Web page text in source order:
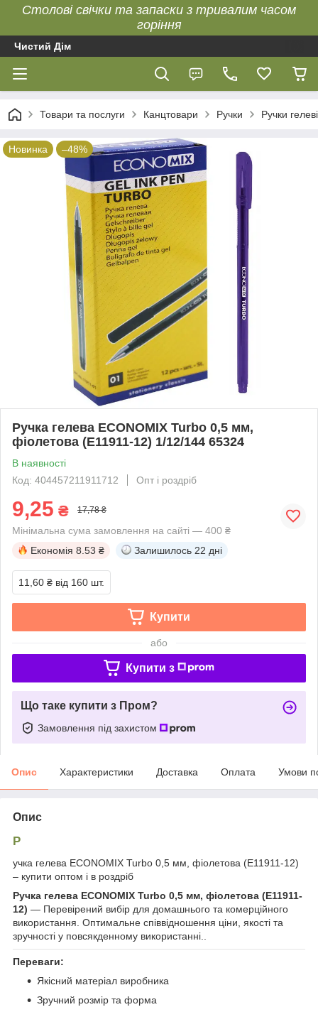
Столові свічки та запаски з тривалим часом
горіння
Чистий Дім
Товари та послуги Канцтовари Ручки Ручки
Новинка –48%
Ручка гелева ECONOMIX Turbo 0,5 мм,
фіолетова (E11911-12) 1/12/144 65324
В наявності
Код: 404457211911712
Опт і роздріб
9,25 ₴ 17,78 ₴
Мінімальна сума замовлення на сайті — 400 ₴
Економія 8.53 ₴ Залишилось 22 дні
11,60 ₴ від 160 шт.
Купити
або
Купити з
Що таке купити з Пром?
Замовлення під захистом
Опис Характеристики Доставка Оплата Умови
Опис
Р
учка гелева ECONOMIX Turbo 0,5 мм, фіолетова (E11911-12)
– купити оптом і в роздріб
Ручка гелева ECONOMIX Turbo 0,5 мм, фіолетова (E11911-
12) — Перевірений вибір для домашнього та комерційного
використання. Оптимальне співвідношення ціни, якості та
зручності у повсякденному використанні..
Переваги:
Якісний матеріал виробника
Зручний розмір та форма